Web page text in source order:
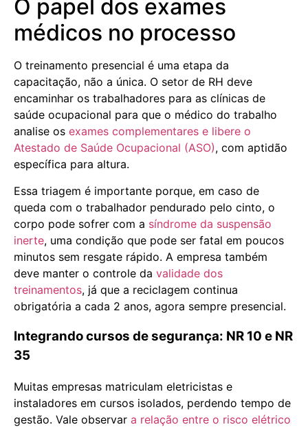
O papel dos exames
médicos no processo
O treinamento presencial é uma etapa da
capacitação, não a única. O setor de RH deve
encaminhar os trabalhadores para as clínicas de
saúde ocupacional para que o médico do trabalho
analise os exames complementares e libere o
Atestado de Saúde Ocupacional (ASO), com aptidão
específica para altura.
Essa triagem é importante porque, em caso de
queda com o trabalhador pendurado pelo cinto, o
corpo pode sofrer com a síndrome da suspensão
inerte, uma condição que pode ser fatal em poucos
minutos sem resgate rápido. A empresa também
deve manter o controle da validade dos
treinamentos, já que a reciclagem continua
obrigatória a cada 2 anos, agora sempre presencial.
Integrando cursos de segurança: NR 10 e NR
35
Muitas empresas matriculam eletricistas e
instaladores em cursos isolados, perdendo tempo de
gestão. Vale observar a relação entre o risco elétrico